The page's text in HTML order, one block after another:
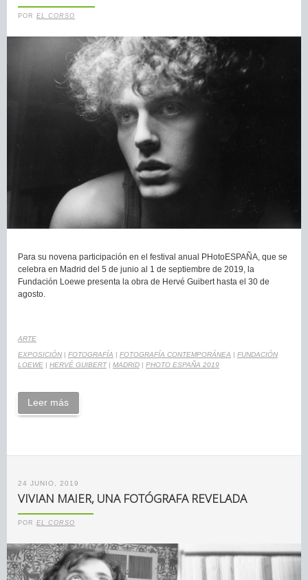
POR EL CORSO
Para su novena participación en el festival anual PHotoESPAÑA, que se
celebra en Madrid del 5 de junio al 1 de septiembre de 2019, la
Fundación Loewe presenta la obra de Hervé Guibert hasta el 30 de
agosto.
ARTE
EXPOSICIÓN | FOTOGRAFÍA | FOTOGRAFÍA CONTEMPORÁNEA | FUNDACIÓN
LOEWE | HERVÉ GUIBERT| MADRID | PHOTO ESPAÑA 2019
Leer más
24 JUNIO, 2019
VIVIAN MAIER, UNA FOTÓGRAFA REVELADA
POR EL CORSO